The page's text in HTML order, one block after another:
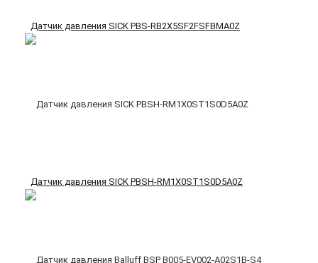
Датчик давления SICK PBS-RB2X5SF2FSFBMA0Z
Датчик давления SICK PBSH-RM1X0ST1S0D5A0Z